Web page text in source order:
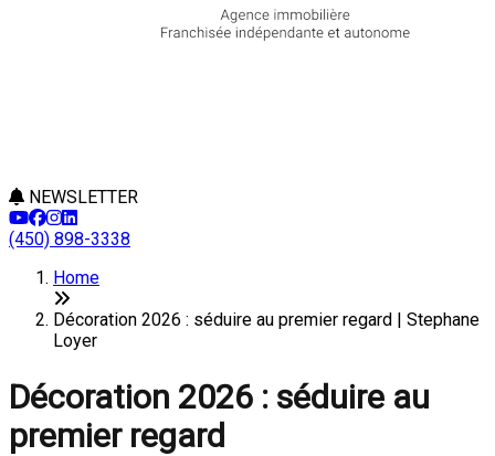
NEWSLETTER
(450) 898-3338
Home
Décoration 2026 : séduire au premier regard | Stephane
Loyer
Décoration 2026 : séduire au
premier regard